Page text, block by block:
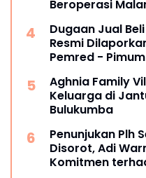
Beroperasi Malam Hari
Dugaan Jual Beli
Resmi
Pemred -
Aghnia Family
Keluarga di
Bulukumba
Penunjukan Plh
Disorot, Adi
Komitmen